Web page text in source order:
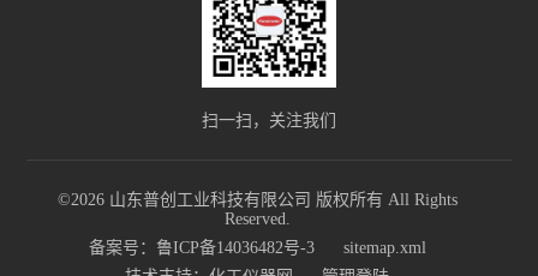
扫一扫，关注我们
©2026 山东普创工业科技有限公司 版权所有 All Rights
Reserved.
备案号：鲁ICP备14036482号-3
sitemap.xml